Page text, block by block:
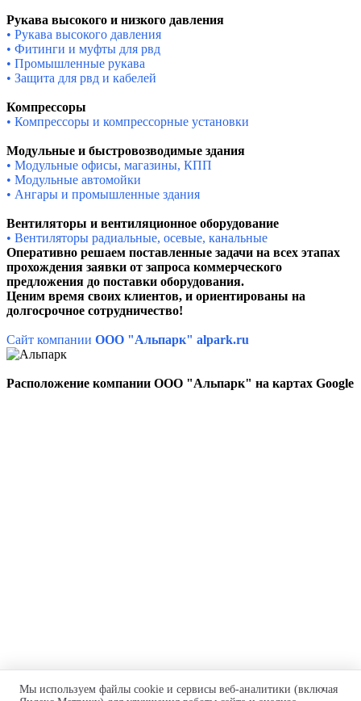
Рукава высокого и низкого давления
• Рукава высокого давления
• Фитинги и муфты для рвд
• Промышленные рукава
• Защита для рвд и кабелей
Компрессоры
• Компрессоры и компрессорные установки
Модульные и быстровозводимые здания
• Модульные офисы, магазины, КПП
• Модульные автомойки
• Ангары и промышленные здания
Вентиляторы и вентиляционное оборудование
• Вентиляторы радиальные, осевые, канальные
Оперативно решаем поставленные задачи на всех этапах
прохождения заявки от запроса коммерческого
предложения до поставки оборудования.
Ценим время своих клиентов, и ориентированы на
долгосрочное сотрудничество!
Сайт компании ООО "Альпарк" alpark.ru
Расположение компании ООО "Альпарк" на картах Google
токоподводов
Мы используем файлы cookie и сервисы веб-аналитики (включая